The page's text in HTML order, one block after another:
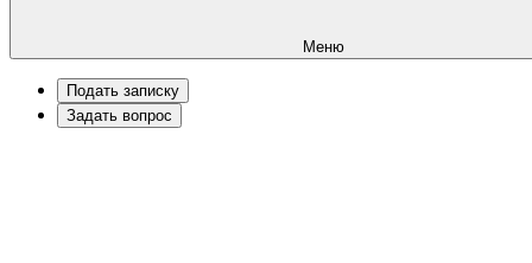
Меню
Подать записку
Задать вопрос